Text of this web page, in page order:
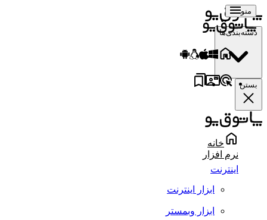
منو
دسته‌بندی‌ها
بستن
خانه
نرم افزار
اینترنت
ابزار اینترنت
ابزار وبمستر